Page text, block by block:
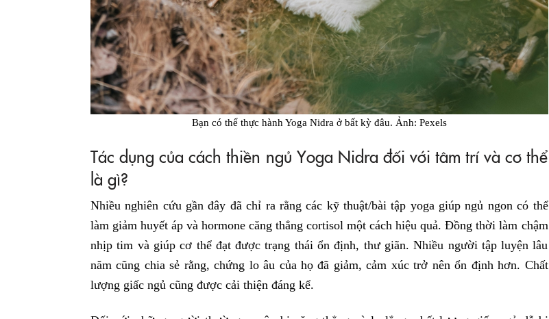
Bạn có thể thực hành Yoga Nidra ở bất kỳ đâu. Ảnh: Pexels
Tác dụng của cách thiền ngủ Yoga Nidra đối với tâm trí và cơ thể
là gì?
Nhiều nghiên cứu gần đây đã chỉ ra rằng các kỹ thuật/bài tập yoga giúp ngủ ngon có thể
làm giảm huyết áp và hormone căng thẳng cortisol một cách hiệu quả. Đồng thời làm chậm
nhịp tim và giúp cơ thể đạt được trạng thái ổn định, thư giãn. Nhiều người tập luyện lâu
năm cũng chia sẻ rằng, chứng lo âu của họ đã giảm, cảm xúc trở nên ổn định hơn. Chất
lượng giấc ngủ cũng được cải thiện đáng kể.